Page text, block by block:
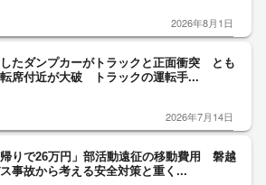
2026年8月1日
たダンプカーがトラックと正面衝突 とも
席付近が大破 トラックの運転手...
2026年7月14日
帰りで26万円」部活動遠征の移動費用 磐越
事故から考える安全対策と重く...